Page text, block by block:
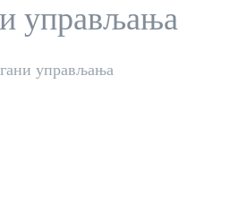
управљања
управљања